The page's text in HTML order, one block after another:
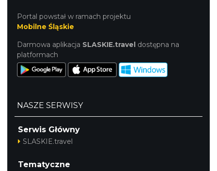
Portal powstał w ramach projektu
Mobilne Śląskie
Darmowa aplikacja SLASKIE.travel dostępna na
platformach
NASZE SERWISY
Serwis Główny
SLASKIE.travel
Tematyczne